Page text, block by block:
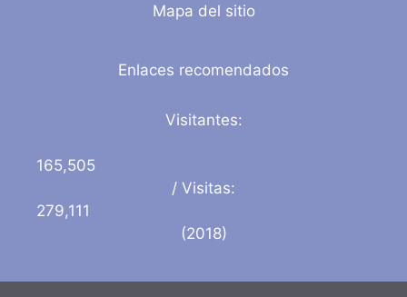
Mapa del sitio
Enlaces recomendados
Visitantes:
165,505
/ Visitas:
279,111
(2018)